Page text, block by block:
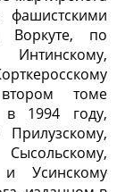
Воркуте, по
томе
1994 году,
и Усинскому